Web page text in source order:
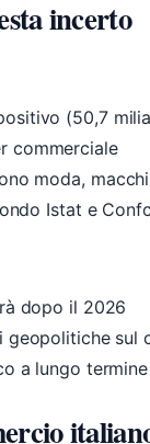
incerto
(50,7
commerciale
moda,
Istat e
dopo il 2026
geopolitiche sul
a lungo termine